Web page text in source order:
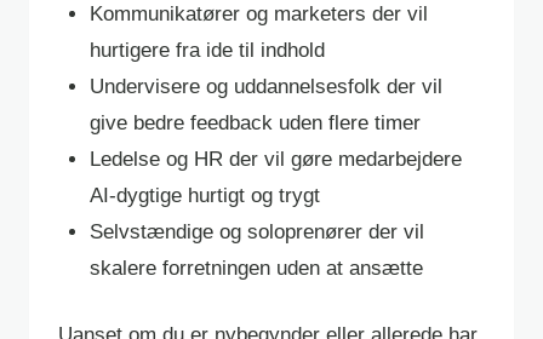
Kommunikatører og marketers der vil
hurtigere fra ide til indhold
Undervisere og uddannelsesfolk der vil
give bedre feedback uden flere timer
Ledelse og HR der vil gøre medarbejdere
AI-dygtige hurtigt og trygt
Selvstændige og soloprenører der vil
skalere forretningen uden at ansætte